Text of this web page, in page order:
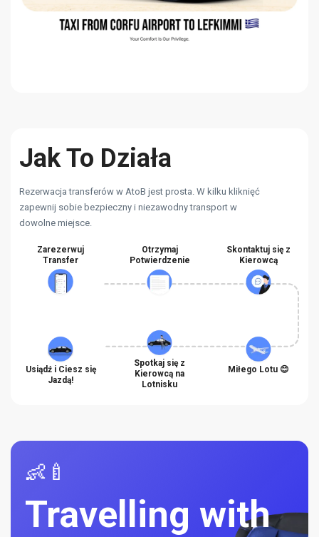
Jak To Działa
Rezerwacja transferów w AtoB jest prosta. W kilku kliknięć
zapewnij sobie bezpieczny i niezawodny transport w
dowolne miejsce.
Zarezerwuj
Transfer
Otrzymaj
Potwierdzenie
Skontaktuj się z
Kierowcą
Usiądź i Ciesz się
Jazdą!
Spotkaj się z
Kierowcą na
Lotnisku
Miłego Lotu 😊
👶🍼
Travelling with